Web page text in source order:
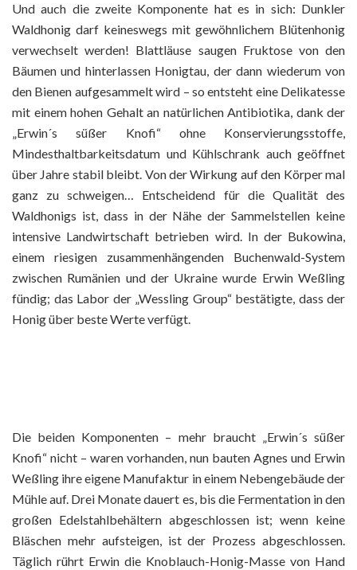
Und auch die zweite Komponente hat es in sich: Dunkler
Waldhonig darf keineswegs mit gewöhnlichem Blütenhonig
verwechselt werden! Blattläuse saugen Fruktose von den
Bäumen und hinterlassen Honigtau, der dann wiederum von
den Bienen aufgesammelt wird – so entsteht eine Delikatesse
mit einem hohen Gehalt an natürlichen Antibiotika, dank der
„Erwin´s süßer Knofi“ ohne Konservierungsstoffe,
Mindesthaltbarkeitsdatum und Kühlschrank auch geöffnet
über Jahre stabil bleibt. Von der Wirkung auf den Körper mal
ganz zu schweigen… Entscheidend für die Qualität des
Waldhonigs ist, dass in der Nähe der Sammelstellen keine
intensive Landwirtschaft betrieben wird. In der Bukowina,
einem riesigen zusammenhängenden Buchenwald-System
zwischen Rumänien und der Ukraine wurde Erwin Weßling
fündig; das Labor der „Wessling Group“ bestätigte, dass der
Honig über beste Werte verfügt.
Die beiden Komponenten – mehr braucht „Erwin´s süßer
Knofi“ nicht – waren vorhanden, nun bauten Agnes und Erwin
Weßling ihre eigene Manufaktur in einem Nebengebäude der
Mühle auf. Drei Monate dauert es, bis die Fermentation in den
großen Edelstahlbehältern abgeschlossen ist; wenn keine
Bläschen mehr aufsteigen, ist der Prozess abgeschlossen.
Täglich rührt Erwin die Knoblauch-Honig-Masse von Hand